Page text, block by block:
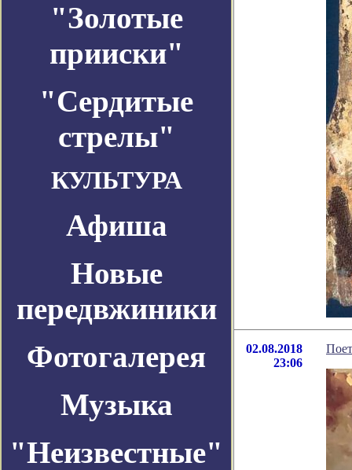
"Золотые
прииски"
"Сердитые
стрелы"
КУЛЬТУРА
Афиша
Новые
передвжиники
Фотогалерея
Музыка
"Неизвестные"
02.08.2018
23:06